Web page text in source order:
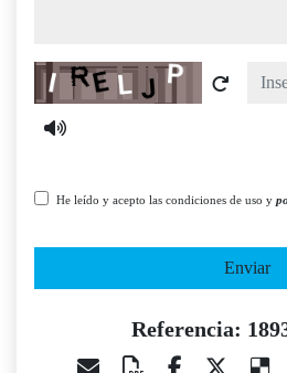
Captcha
He leído y acepto las condiciones de uso y
Enviar
Referencia: